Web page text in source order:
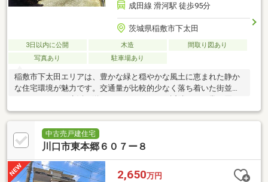
成田線 滑河駅 徒歩95分
茨城県稲敷市下太田
3日以内に公開 木造
間取り図あり
写真あり
駐車場あり
稲敷市下太田エリアは、豊かな緑と穏やかな風土に恵まれた静か
な住宅環境が魅力です。交通量が比較的少なく落ち着いた街並み
物を支えるスーパーや地域の
中古売戸建住宅
川口市東本郷６０７ー８
2,650万円